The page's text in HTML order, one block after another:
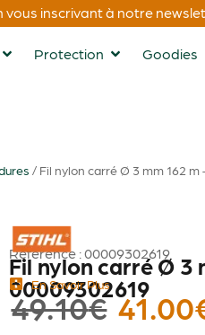
vous inscrivant à notre
Protection Goodies
/ Fil nylon carré Ø 3 mm 162 m
STIHL
Référence : 00009302619
Fil nylon carré Ø 3
00009302619
En Savoir Plus
49.10€ 41.00